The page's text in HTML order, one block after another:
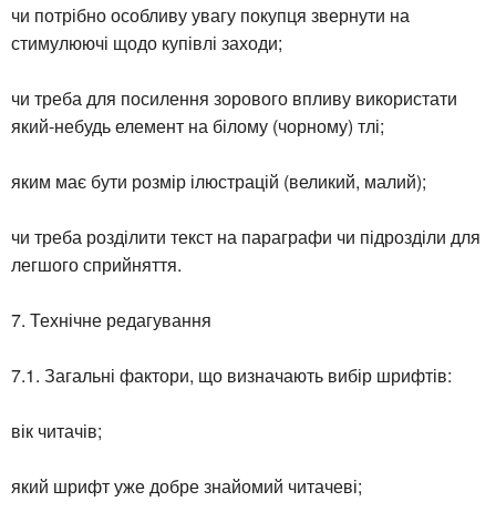
чи потрібно особливу увагу покупця звернути на
стимулюючі щодо купівлі заходи;
чи треба для посилення зорового впливу використати
який-небудь елемент на білому (чорному) тлі;
яким має бути розмір ілюстрацій (великий, малий);
чи треба розділити текст на параграфи чи підрозділи для
легшого сприйняття.
7. Технічне редагування
7.1. Загальні фактори, що визначають вибір шрифтів:
вік читачів;
який шрифт уже добре знайомий читачеві;